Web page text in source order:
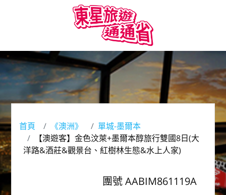
首頁 《澳洲》
單城-墨爾本
【澳遊客】金色汶萊+墨爾本醇旅行雙國8日(大
洋路&酒莊&觀景台、紅樹林生態&水上人家)
團號 AABIM861119A